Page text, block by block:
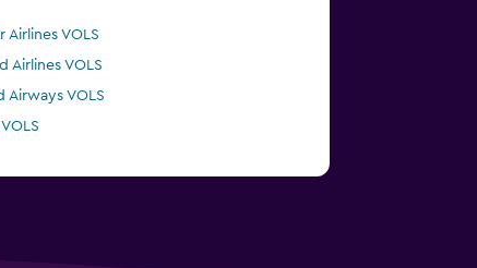
Airlines VOLS
Airlines VOLS
Airways VOLS